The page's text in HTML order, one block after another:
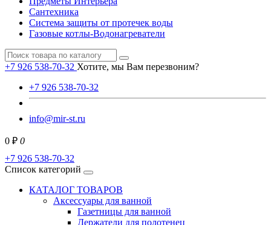
Сантехника
Система защиты от протечек воды
Газовые котлы-Водонагреватели
+7 926 538-70-32 Хотите, мы Вам перезвоним?
+7 926 538-70-32
info@mir-st.ru
0 ₽ 0
+7 926 538-70-32
Список категорий
КАТАЛОГ ТОВАРОВ
Аксессуары для ванной
Газетницы для ванной
Держатели для полотенец